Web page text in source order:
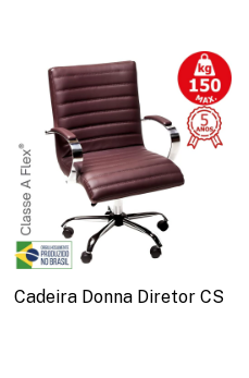
Cadeira Donna Diretor CS